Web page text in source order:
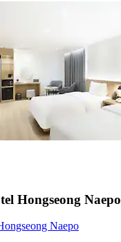
Hongseong Naepo
Naepo